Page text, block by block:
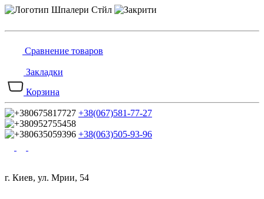
Сравнение товаров
Закладки
Корзина
+38(067)581-77-27
+38(063)505-93-96
г. Киев, ул. Мрии, 54